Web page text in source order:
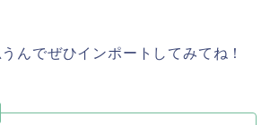
んでぜひインポートしてみてね！